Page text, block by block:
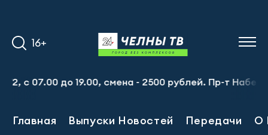
16+
до 19.00, смена - 2500 рублей. Пр-т
Главная Выпуски Новостей Передачи О